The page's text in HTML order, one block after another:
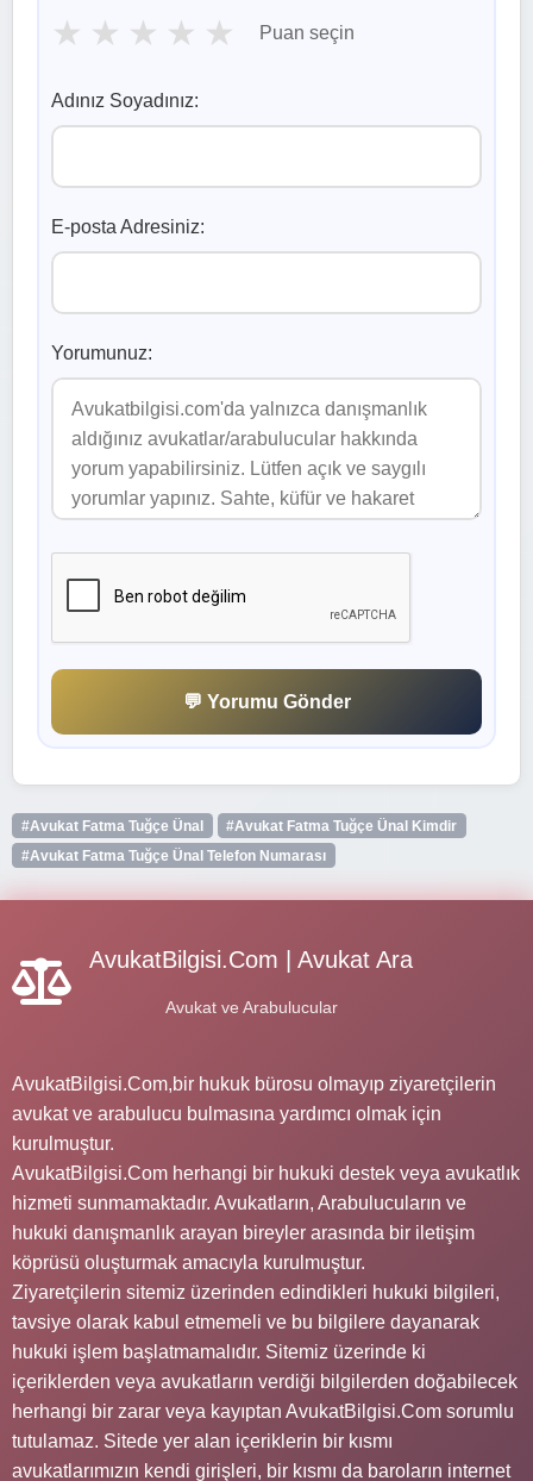
★ ★ ★ ★ ★ Puan seçin
Adınız Soyadınız:
E-posta Adresiniz:
Yorumunuz:
💬 Yorumu Gönder
#Avukat Fatma Tuğçe Ünal
#Avukat Fatma Tuğçe Ünal Kimdir
#Avukat Fatma Tuğçe Ünal Telefon Numarası
AvukatBilgisi.Com | Avukat Ara
Avukat ve Arabulucular
AvukatBilgisi.Com,bir hukuk bürosu olmayıp ziyaretçilerin
avukat ve arabulucu bulmasına yardımcı olmak için
kurulmuştur.
AvukatBilgisi.Com herhangi bir hukuki destek veya avukatlık
hizmeti sunmamaktadır. Avukatların, Arabulucuların ve
hukuki danışmanlık arayan bireyler arasında bir iletişim
köprüsü oluşturmak amacıyla kurulmuştur.
Ziyaretçilerin sitemiz üzerinden edindikleri hukuki bilgileri,
tavsiye olarak kabul etmemeli ve bu bilgilere dayanarak
hukuki işlem başlatmamalıdır. Sitemiz üzerinde ki
içeriklerden veya avukatların verdiği bilgilerden doğabilecek
herhangi bir zarar veya kayıptan AvukatBilgisi.Com sorumlu
tutulamaz. Sitede yer alan içeriklerin bir kısmı
avukatlarımızın kendi girişleri, bir kısmı da baroların internet